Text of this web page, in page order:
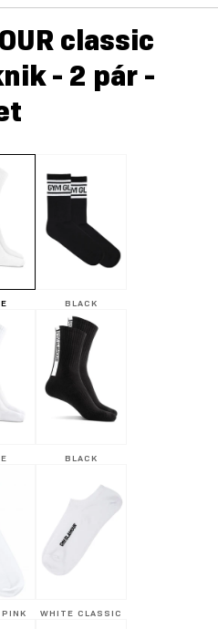
classic
- 2 pár -
BLACK
BLACK
WHITE CLASSIC